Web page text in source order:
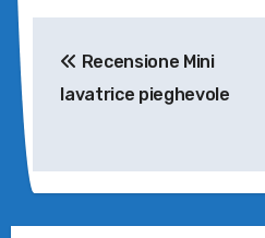
articoli
Recensione Mini
lavatrice pieghevole